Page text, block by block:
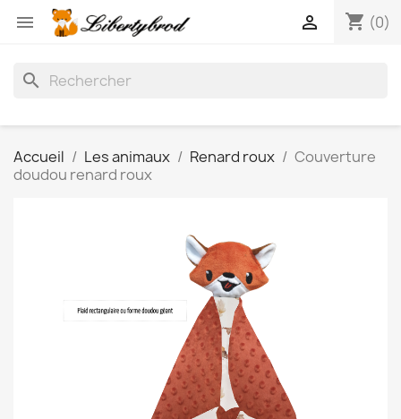
 shopping_cart (0)

search
Accueil Les animaux Renard roux
Couverture
doudou renard roux